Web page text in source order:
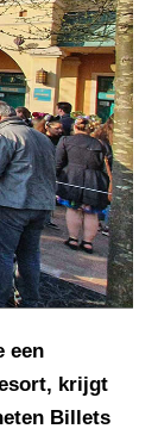
een
krijgt
Billets